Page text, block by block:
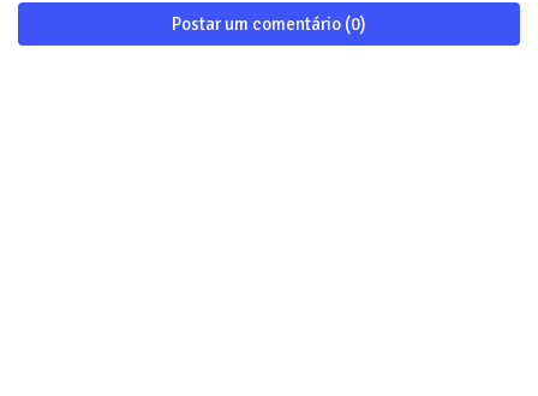
Postar um comentário (0)